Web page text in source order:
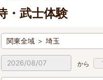
・武士体験
関東全域 ＞ 埼玉
から